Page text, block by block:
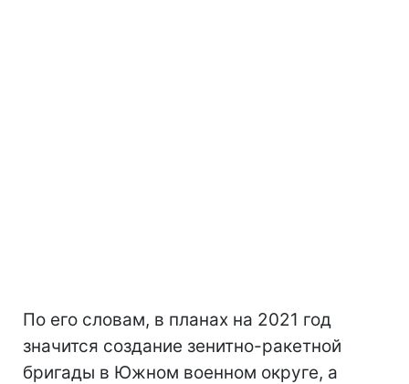
По его словам, в планах на 2021 год
значится создание зенитно-ракетной
бригады в Южном военном округе, а